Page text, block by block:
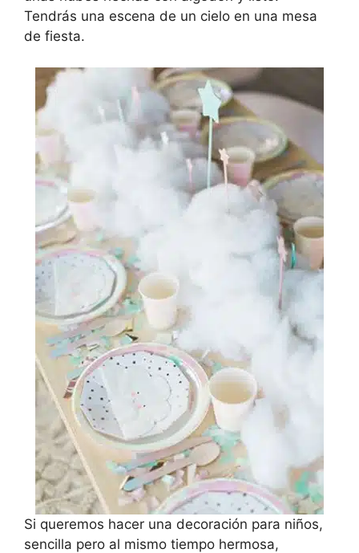
Tendrás una escena de un cielo en una mesa
de fiesta.
Si queremos hacer una decoración para niños,
sencilla pero al mismo tiempo hermosa,